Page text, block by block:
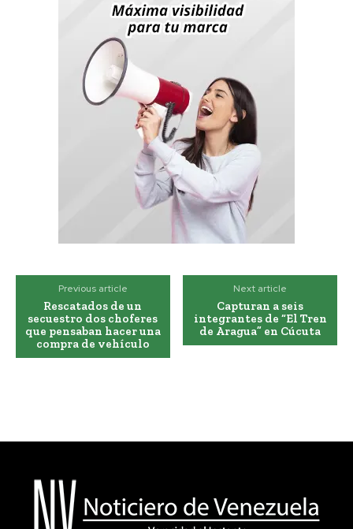
Previous article
Rescatados de un
secuestro dos choferes
que pensaban hacer una
compra de vehículo
Next article
Capturan a seis
integrantes de “El Tren
de Aragua” en Cúcuta